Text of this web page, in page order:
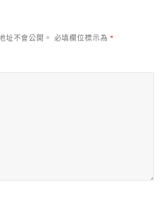
址不會公開。 必填欄位標示為*